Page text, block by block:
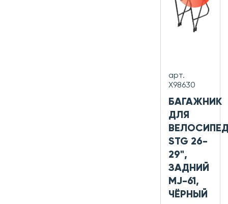
арт.
Х98630
БАГАЖНИК
ДЛЯ
STG 26-
29",
ЗАДНИЙ
MJ-61,
ЧЁРНЫЙ